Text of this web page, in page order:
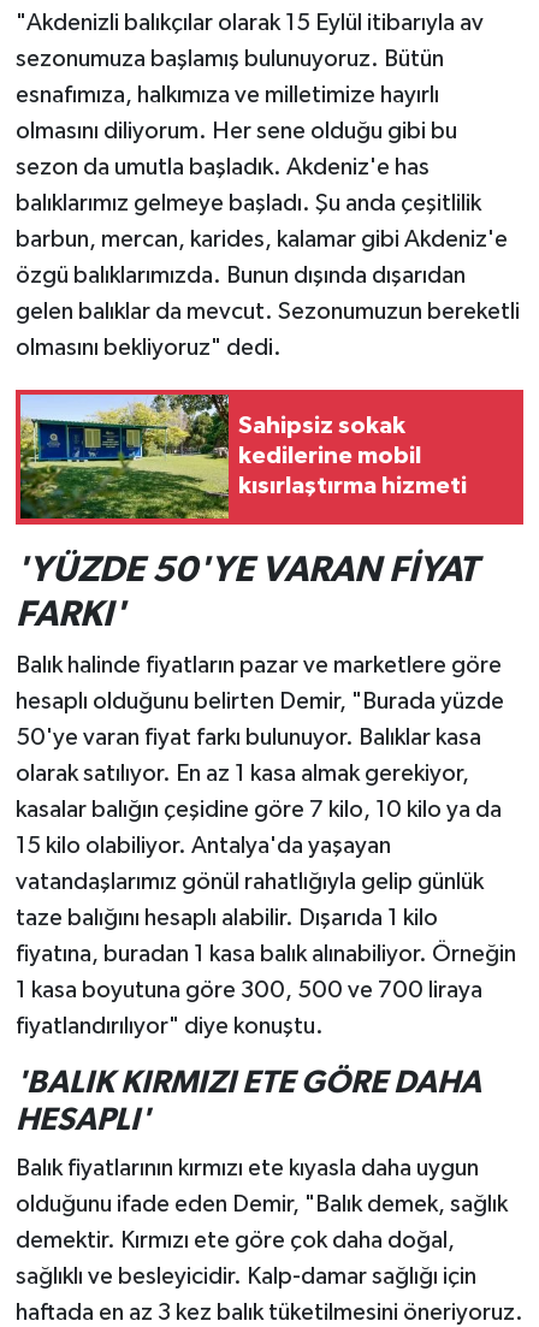
"Akdenizli balıkçılar olarak 15 Eylül itibarıyla av
sezonumuza başlamış bulunuyoruz. Bütün
esnafımıza, halkımıza ve milletimize hayırlı
olmasını diliyorum. Her sene olduğu gibi bu
sezon da umutla başladık. Akdeniz'e has
balıklarımız gelmeye başladı. Şu anda çeşitlilik
barbun, mercan, karides, kalamar gibi Akdeniz'e
özgü balıklarımızda. Bunun dışında dışarıdan
gelen balıklar da mevcut. Sezonumuzun bereketli
olmasını bekliyoruz" dedi.
Sahipsiz sokak
kedilerine mobil
kısırlaştırma hizmeti
'YÜZDE 50'YE VARAN FİYAT
FARKI'
Balık halinde fiyatların pazar ve marketlere göre
hesaplı olduğunu belirten Demir, "Burada yüzde
50'ye varan fiyat farkı bulunuyor. Balıklar kasa
olarak satılıyor. En az 1 kasa almak gerekiyor,
kasalar balığın çeşidine göre 7 kilo, 10 kilo ya da
15 kilo olabiliyor. Antalya'da yaşayan
vatandaşlarımız gönül rahatlığıyla gelip günlük
taze balığını hesaplı alabilir. Dışarıda 1 kilo
fiyatına, buradan 1 kasa balık alınabiliyor. Örneğin
1 kasa boyutuna göre 300, 500 ve 700 liraya
fiyatlandırılıyor" diye konuştu.
'BALIK KIRMIZI ETE GÖRE DAHA
HESAPLI'
Balık fiyatlarının kırmızı ete kıyasla daha uygun
olduğunu ifade eden Demir, "Balık demek, sağlık
demektir. Kırmızı ete göre çok daha doğal,
sağlıklı ve besleyicidir. Kalp-damar sağlığı için
haftada en az 3 kez balık tüketilmesini öneriyoruz.